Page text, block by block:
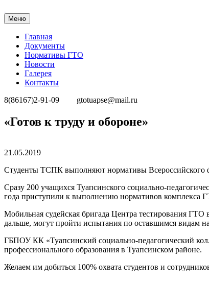
Меню
Главная
Документы
Нормативы ГТО
Новости
Галерея
Контакты
8(86167)2-91-09
gtotuapse@mail.ru
Перейти
к
«Готов к труду и обороне»
Опубликовано
21.05.2019
Студенты ТСПК выполняют нормативы Всероссийского
Сразу 200 учащихся Туапсинского социально-
года приступили к выполнению нормативов комплекса
Мобильная судейская бригада Центра тестирования ГТО
дальше, могут пройти испытания по оставшимся
ГБПОУ КК «Туапсинский социально-педагогический
профессионального образования в Туапсинском районе.
Желаем им добиться 100% охвата студентов и